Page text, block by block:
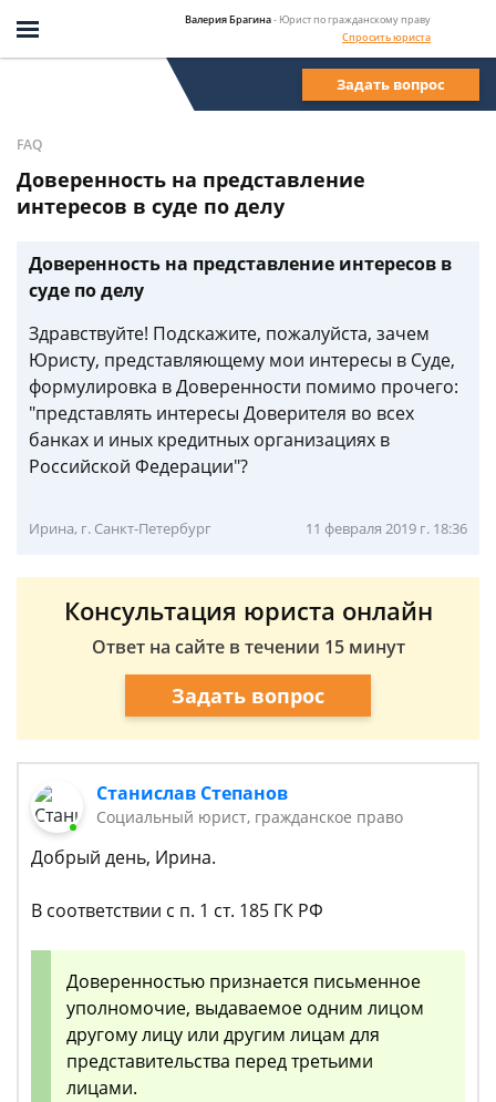
Валерия Брагина- Юрист по гражданскому праву
Спросить юриста
Задать вопрос
FAQ
Доверенность на представление
интересов в суде по делу
Доверенность на представление интересов в
суде по делу
Здравствуйте! Подскажите, пожалуйста, зачем
Юристу, представляющему мои интересы в Суде,
формулировка в Доверенности помимо прочего:
"представлять интересы Доверителя во всех
банках и иных кредитных организациях в
Российской Федерации"?
Ирина, г. Санкт-Петербург 11 февраля 2019 г. 18:36
Консультация юриста онлайн
Ответ на сайте в течении 15 минут
Задать вопрос
Станислав Степанов
Социальный юрист, гражданское право
Добрый день, Ирина.
В соответствии с п. 1 ст. 185 ГК РФ
Доверенностью признается письменное
уполномочие, выдаваемое одним лицом
другому лицу или другим лицам для
представительства перед третьими
лицами.